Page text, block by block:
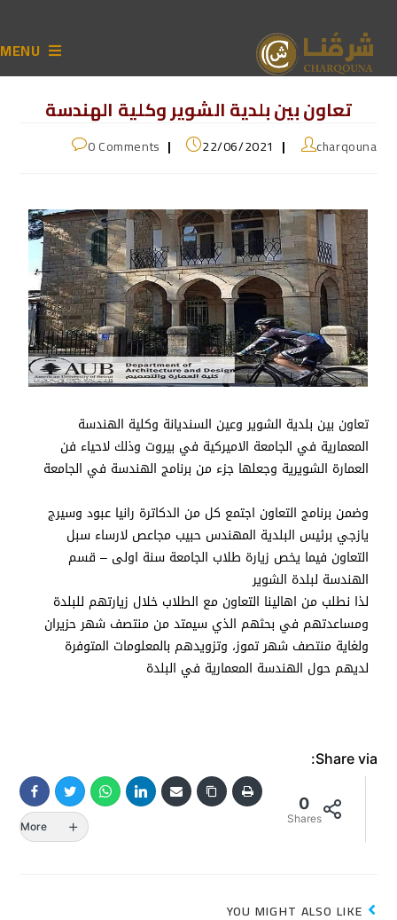
MENU
تعاون بين بلدية الشوير وكلية الهندسة
charqouna
22/06/2021
0 Comments
تعاون بين بلدية الشوير وعين السنديانة وكلية الهندسة
المعمارية في الجامعة الاميركية في بيروت وذلك لاحياء فن
العمارة الشويرية وجعلها جزء من برنامج الهندسة في الجامعة
وضمن برنامج التعاون اجتمع كل من الدكاترة رانيا عبود وسيرج
يازجي برئيس البلدية المهندس حبيب مجاعص لارساء سبل
التعاون فيما يخص زيارة طلاب الجامعة سنة اولى – قسم
الهندسة لبلدة الشوير
لذا نطلب من اهالينا التعاون مع الطلاب خلال زيارتهم للبلدة
ومساعدتهم في بحثهم الذي سيمتد من منتصف شهر حزيران
ولغاية منتصف شهر تموز، وتزويدهم بالمعلومات المتوفرة
لديهم حول الهندسة المعمارية في البلدة
Share via:
0
Shares
More
YOU MIGHT ALSO LIKE